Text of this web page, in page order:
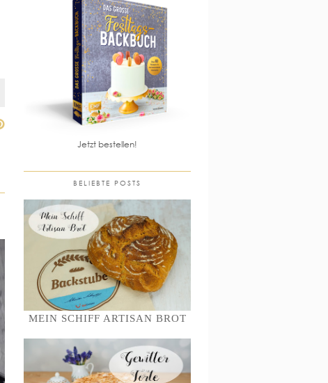
Jetzt bestellen!
BELIEBTE POSTS
MEIN SCHIFF ARTISAN BROT